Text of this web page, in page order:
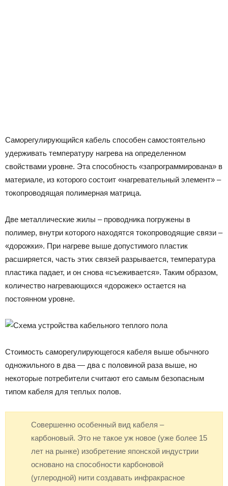
Саморегулирующийся кабель способен самостоятельно
удерживать температуру нагрева на определенном
свойствами уровне. Эта способность «запрограммирована» в
материале, из которого состоит «нагревательный элемент» –
токопроводящая полимерная матрица.
Две металлические жилы – проводника погружены в
полимер, внутри которого находятся токопроводящие связи –
«дорожки». При нагреве выше допустимого пластик
расширяется, часть этих связей разрывается, температура
пластика падает, и он снова «съеживается». Таким образом,
количество нагревающихся «дорожек» остается на
постоянном уровне.
Стоимость саморегулирующегося кабеля выше обычного
одножильного в два — два с половиной раза выше, но
некоторые потребители считают его самым безопасным
типом кабеля для теплых полов.
Совершенно особенный вид кабеля –
карбоновый. Это не такое уж новое (уже более 15
лет на рынке) изобретение японской индустрии
основано на способности карбоновой
(углеродной) нити создавать инфракрасное